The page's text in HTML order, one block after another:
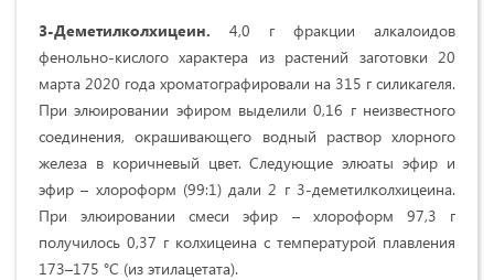
3-Деметилколхицеин. 4,0 г фракции алкалоидов
фенольно-кислого характера из растений заготовки 20
марта 2020 года хроматографировали на 315 г силикагеля.
При элюировании эфиром выделили 0,16 г неизвестного
соединения, окрашивающего водный раствор хлорного
железа в коричневый цвет. Следующие элюаты эфир и
эфир – хлороформ (99:1) дали 2 г 3-деметилколхицеина.
При элюировании смеси эфир – хлороформ 97,3 г
получилось 0,37 г колхицеина с температурой плавления
173–175 °С (из этилацетата).